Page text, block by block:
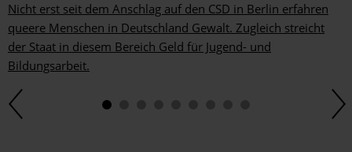
Nicht erst seit dem Anschlag auf den CSD in Berlin erfahren
queere Menschen in Deutschland Gewalt. Zugleich streicht
der Staat in diesem Bereich Geld für Jugend- und
Bildungsarbeit.